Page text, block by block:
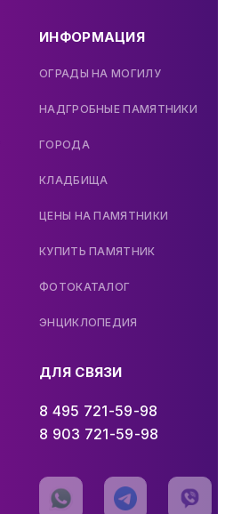
ИНФОРМАЦИЯ
ОГРАДЫ НА МОГИЛУ
НАДГРОБНЫЕ ПАМЯТНИКИ
ГОРОДА
КЛАДБИЩА
ЦЕНЫ НА ПАМЯТНИКИ
КУПИТЬ ПАМЯТНИК
ФОТОКАТАЛОГ
ЭНЦИКЛОПЕДИЯ
ДЛЯ СВЯЗИ
8 495 721-59-98
8 903 721-59-98